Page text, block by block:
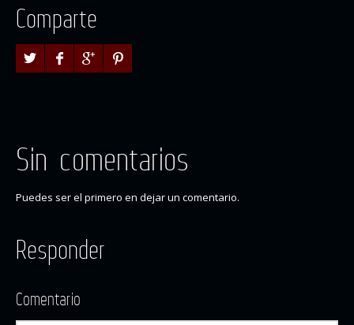
Comparte
Sin comentarios
Puedes ser el primero en dejar un comentario.
Responder
Comentario